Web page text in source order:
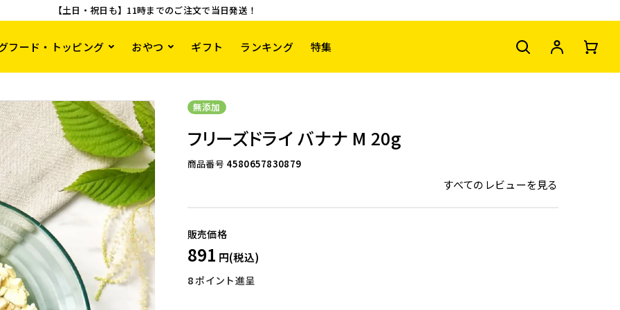
【土日・祝日も】11時までのご注文で当日発送！
フード・トッピング おやつ ギフト ランキング 特集
無添加
フリーズドライ バナナ M 20g
商品番号 4580657830879
すべてのレビューを見る
891
8ポイント進呈